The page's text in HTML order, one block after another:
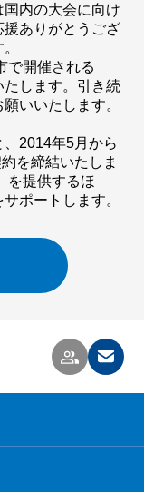
内の大会に向け
ありがとうござ
で開催される
たします。引き続
いいたします。
2014年5月から
を締結いたしま
を提供するほ
ポートします。